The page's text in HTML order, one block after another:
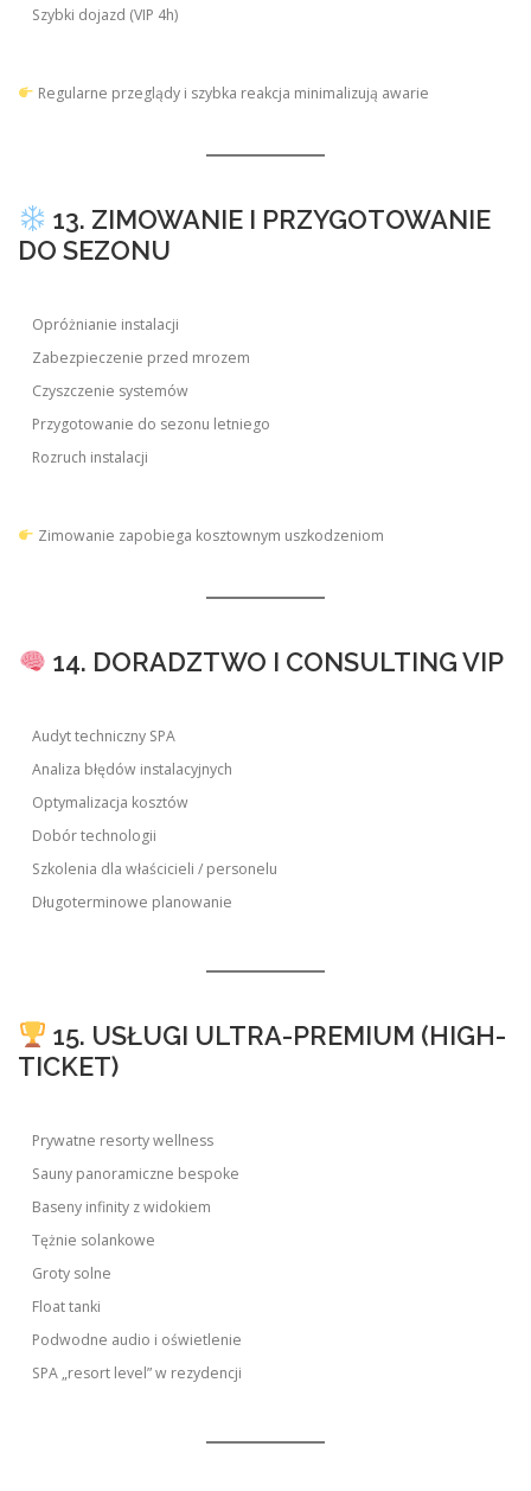
Szybki dojazd (VIP 4h)
Regularne przeglądy i szybka reakcja minimalizują awarie
13. ZIMOWANIE I PRZYGOTOWANIE
DO SEZONU
Opróżnianie instalacji
Zabezpieczenie przed mrozem
Czyszczenie systemów
Przygotowanie do sezonu letniego
Rozruch instalacji
Zimowanie zapobiega kosztownym uszkodzeniom
14. DORADZTWO I CONSULTING VIP
Audyt techniczny SPA
Analiza błędów instalacyjnych
Optymalizacja kosztów
Dobór technologii
Szkolenia dla właścicieli / personelu
Długoterminowe planowanie
15. USŁUGI ULTRA-PREMIUM (HIGH-
TICKET)
Prywatne resorty wellness
Sauny panoramiczne bespoke
Baseny infinity z widokiem
Tężnie solankowe
Groty solne
Float tanki
Podwodne audio i oświetlenie
SPA „resort level” w rezydencji